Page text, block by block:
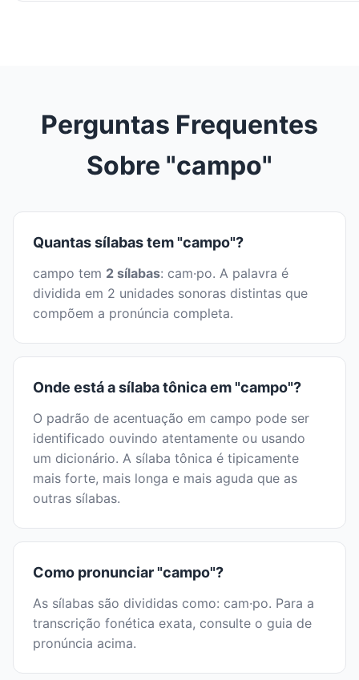
Perguntas Frequentes
Sobre "campo"
Quantas sílabas tem "campo"?
campo tem 2 sílabas: cam·po. A palavra é
dividida em 2 unidades sonoras distintas que
compõem a pronúncia completa.
Onde está a sílaba tônica em "campo"?
O padrão de acentuação em campo pode ser
identificado ouvindo atentamente ou usando
um dicionário. A sílaba tônica é tipicamente
mais forte, mais longa e mais aguda que as
outras sílabas.
Como pronunciar "campo"?
As sílabas são divididas como: cam·po. Para a
transcrição fonética exata, consulte o guia de
pronúncia acima.